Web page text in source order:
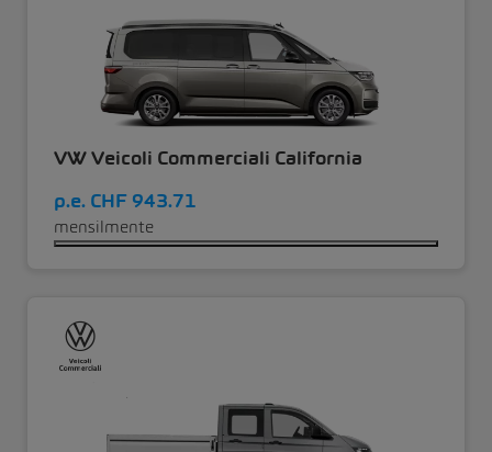
VW Veicoli Commerciali California
p.e. CHF 943.71
mensilmente